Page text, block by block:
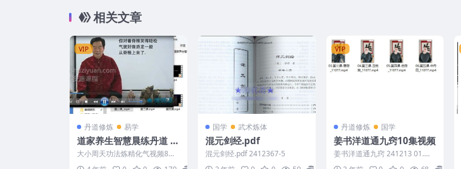
相关文章
VIP
丹道修炼 易学
道家养生智慧晨练丹道 大
小周天功法炼精化气视频
8集与资料
大小周天功法炼精化气视频8集
与资料：道家养生智慧晨练丹道
国学 武术炼体
混元剑经.pdf
混元剑经.pdf 2412367-5
VIP
丹道修炼 国学
姜书洋道通九窍10集视频
姜书洋道通九窍 241213 01.简
介_11077.mp4 02.第一课-顶